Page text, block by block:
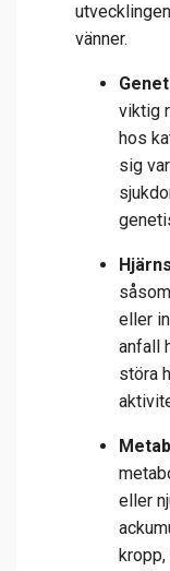
vänner.
viktig
hos
sig
eller
anfall
störa
eller